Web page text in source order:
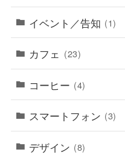
イベント／告知 (1)
カフェ (23)
コーヒー (4)
スマートフォン (3)
デザイン (8)